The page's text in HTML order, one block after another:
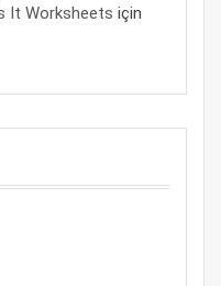
It Worksheets için